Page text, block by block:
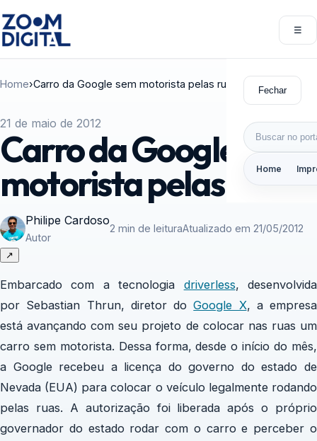
☰
Fechar
Buscar por:
Home
Home›Carro da Google sem motorista pelas ruas
21 de maio de 2012
Carro da Google sem
motorista pelas ruas
Philipe Cardoso
Autor
2 min de leituraAtualizado em 21/05/2012
↗
Embarcado com a tecnologia driverless, desenvolvida
por Sebastian Thrun, diretor doGoogle X, a empresa
está avançando com seu projeto de colocar nas ruas um
carro sem motorista. Dessa forma, desde o início do mês,
a Google recebeu a licença do governo do estado de
Nevada (EUA) para colocar o veículo legalmente rodando
pelas ruas. A autorização foi liberada após o próprio
governador do estado rodar com o carro e perceber o